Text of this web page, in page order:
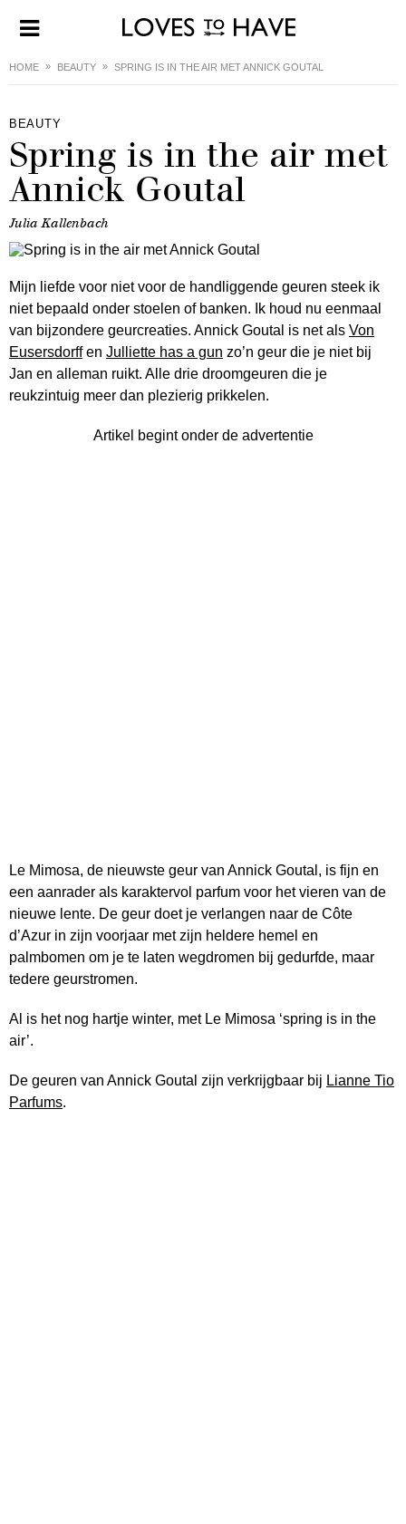
HOME BEAUTY SPRING IS IN THE AIR MET ANNICK GOUTAL
BEAUTY
Spring is in the air met
Annick Goutal
Julia Kallenbach
Mijn liefde voor niet voor de handliggende geuren steek ik
niet bepaald onder stoelen of banken. Ik houd nu eenmaal
van bijzondere geurcreaties. Annick Goutal is net als Von
Eusersdorffen Julliette has a gun zo’n geur die je niet bij
Jan en alleman ruikt. Alle drie droomgeuren die je
reukzintuig meer dan plezierig prikkelen.
Artikel begint onder de advertentie
Le Mimosa, de nieuwste geur van Annick Goutal, is fijn en
een aanrader als karaktervol parfum voor het vieren van de
nieuwe lente. De geur doet je verlangen naar de Côte
d’Azur in zijn voorjaar met zijn heldere hemel en
palmbomen om je te laten wegdromen bij gedurfde, maar
tedere geurstromen.
Al is het nog hartje winter, met Le Mimosa ‘spring is in the
air’.
De geuren van Annick Goutal zijn verkrijgbaar bij Lianne Tio
Parfums.